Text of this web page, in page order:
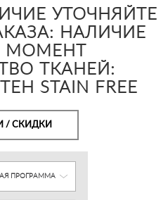
УТОЧНЯЙТЕ
НАЛИЧИЕ
МОМЕНТ
ТКАНЕЙ:
STAIN FREE
/ СКИДКИ
ПРОГРАММА